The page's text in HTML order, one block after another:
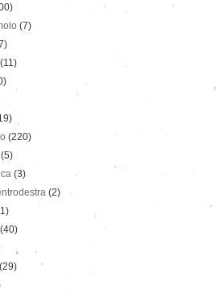
(7)
(11)
(220)
(5)
(3)
(2)
(40)
(29)